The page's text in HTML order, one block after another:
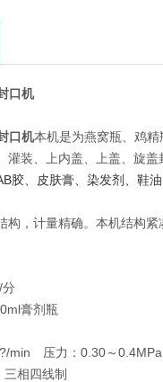
口机
口机本机是为燕窝瓶、鸡
灌装、上内盖、上盖、旋
胶、皮肤膏、染发剂、鞋
构，计量精确。本机结构紧
技术参
膏剂瓶
min 压力：0.30～0.4MPa
相四线制